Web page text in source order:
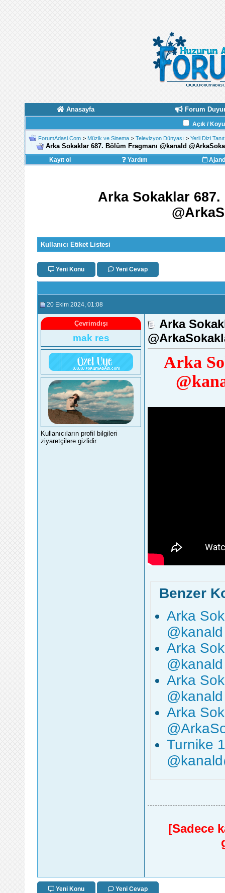
Anasayfa Forum
Açık /
ForumAdasi.Com > Müzik ve Sinema > Televizyon Dünyası > Yerli Dizi
Arka Sokaklar 687. Bölüm Fragmanı ‪@kanald‬
Kayıt ol Yardım
Arka Sokaklar
Kullanıcı Etiket Listesi
Yeni Konu Yeni Cevap
20 Ekim 2024 , 01:08
Çevrimdışı
mak res
Kullanıcıların profil bilgileri
ziyaretçilere gizlidir.
Arka
Arka
Benzer
Arka
Arka
Arka
‪@kanald‬
Arka
Turnike
[Sadece
Yeni Konu Yeni Cevap